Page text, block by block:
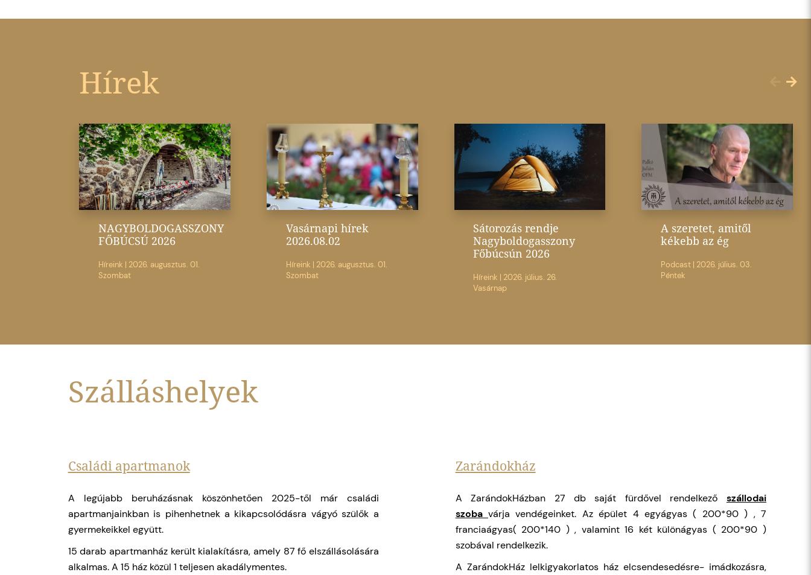
Hírek
NAGYBOLDOGASSZONY
FŐBÚCSÚ 2026
Híreink | 2026. augusztus. 01.
Szombat
Vasárnapi hírek
2026.08.02
Híreink | 2026. augusztus. 01.
Szombat
Sátorozás rendje
Nagyboldogasszony
Főbúcsún 2026
Híreink | 2026. július. 26.
Vasárnap
A szeretet, amitől
kékebb az ég
Podcast| 2026. július. 03.
Péntek
Szálláshelyek
Családi apartmanok
A legújabb beruházásnak köszönhetően 2025-től már családi
apartmanjainkban is pihenhetnek a kikapcsolódásra vágyó szülők a
gyermekeikkel együtt.
15 darab apartmanház került kialakításra, amely 87 fő elszállásolására
alkalmas. A 15 ház közül 1 teljesen akadálymentes.
Zarándokház
A ZarándokHázban 27 db saját fürdővel rendelkező szállodai
szoba várja vendégeinket. Az épület 4 egyágyas ( 200*90 ) , 7
franciaágyas( 200*140 ) , valamint 16 két különágyas ( 200*90 )
szobával rendelkezik.
A ZarándokHáz lelkigyakorlatos ház elcsendesedésre- imádkozásra,